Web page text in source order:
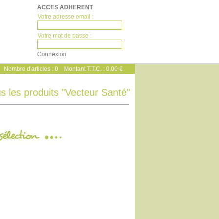
ACCES ADHERENT
Votre adresse email :
Votre mot de passe :
Nombre d'articles : 0 Montant T.T.C. : 0.00 €
les produits "Vecteur Santé"